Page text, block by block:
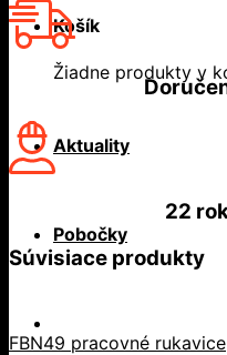
Košík
Žiadne produkty v
Aktuality
Pobočky
22
Súvisiace produkty
FBN49 pracovné rukavice